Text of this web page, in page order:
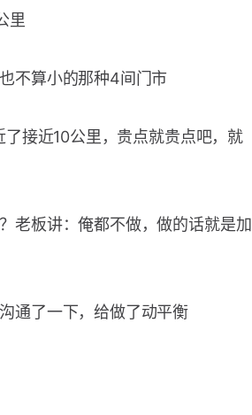
里
不算小的那种4间门市
接近10公里，贵点就贵点吧，就
老板讲：俺都不做，做的话就是加
通了一下，给做了动平衡